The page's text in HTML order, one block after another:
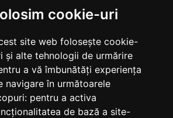
cookie-uri
site web folosește cookie-
și alte tehnologii de urmărire
a vă îmbunătăți experiența
navigare în următoarele
pentru a activa
de bază a site-
×
de căutare.